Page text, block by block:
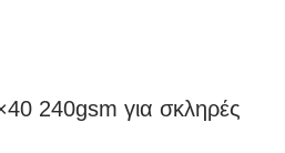
240gsm για σκληρές